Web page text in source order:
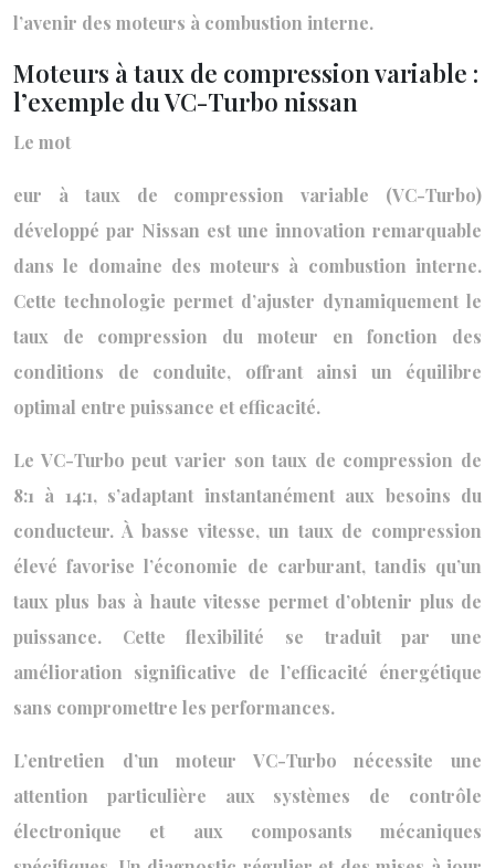
l’avenir des moteurs à combustion interne.
Moteurs à taux de compression variable :
l’exemple du VC-Turbo nissan
Le mot
eur à taux de compression variable (VC-Turbo)
développé par Nissan est une innovation remarquable
dans le domaine des moteurs à combustion interne.
Cette technologie permet d’ajuster dynamiquement le
taux de compression du moteur en fonction des
conditions de conduite, offrant ainsi un équilibre
optimal entre puissance et efficacité.
Le VC-Turbo peut varier son taux de compression de
8:1 à 14:1, s’adaptant instantanément aux besoins du
conducteur. À basse vitesse, un taux de compression
élevé favorise l’économie de carburant, tandis qu’un
taux plus bas à haute vitesse permet d’obtenir plus de
puissance. Cette flexibilité se traduit par une
amélioration significative de l’efficacité énergétique
sans compromettre les performances.
L’entretien d’un moteur VC-Turbo nécessite une
attention particulière aux systèmes de contrôle
électronique et aux composants mécaniques